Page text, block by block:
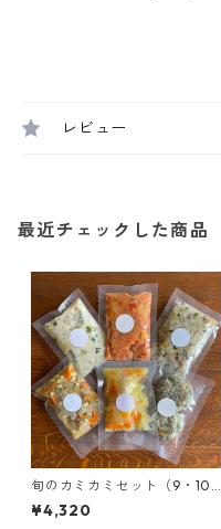
レビュー
最近チェックした商品
旬のカミカミセット（9・10・
11か月頃）
¥4,320